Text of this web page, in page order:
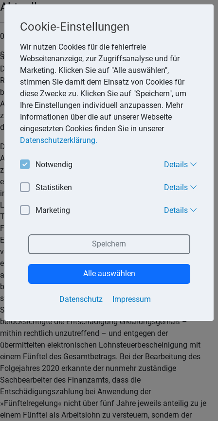
Aktuell
07.05.2026
§ 175b AO erfasst auch Rechtsanwendungsfehler
Das Finanzamt darf übermittelte Daten auch dann im
Rahmen einer Bescheidänderung nach § 175b AO
berücksichtigen, wenn die unzutreffende Berücksichtigung im
Ausgangsbescheid auf einem Rechtsanwendungsfehler des
zuständigen Sachbearbeiters beruht. Dies hat der 4. Senat
des Finanzgerichts Münster entschieden.
Der Kläger war im Streitjahr 2019 als Angestellter tätig.
Aufgrund der Auflösung eines Arbeitsverhältnisses erhielt er
zudem im Januar 2019 eine Entschädigungszahlung von
einem vormaligen Arbeitgeber. Dieser übermittelte noch
innerhalb des Streitjahres die entsprechende elektronische
Lohnsteuerbescheinigung an das Finanzamt. In einem
Telefonat mit der zuständigen Sachbearbeiterin des
Finanzamts kündigte der Kläger an, er wolle die
Entschädigungszahlung über mehrere Jahre verteilt
versteuert wissen. Mit seiner Einkommensteuererklärung
erklärte der Kläger die erhaltene Entschädigungszahlung
anteilig mit einem Fünftel des Gesamtbetrags. Ergänzend
beantragte er die Anwendung der »Fünftelregelung« als
steuerliche Ermäßigung, wie dies bereits mit der zuständigen
Sachbearbeiterin besprochen worden sei. Das Finanzamt
berücksichtigte die Entschädigung erklärungsgemäß –
mithin rechtlich unzutreffend – und entgegen der
übermittelten elektronischen Lohnsteuerbescheinigung mit
einem Fünftel des Gesamtbetrags. Bei der Bearbeitung des
Folgejahres 2020 erkannte der nunmehr zuständige
Sachbearbeiter des Finanzamts, dass die
Entschädigungszahlung bei Anwendung der
»Fünftelregelung« nicht über fünf Jahre jeweils anteilig zu je
einem Fünftel als Arbeitslohn zu versteuern, sondern der
Cookie-Einstellungen
Wir nutzen Cookies für die fehlerfreie
Webseitenanzeige, zur Zugriffsanalyse und für
Marketing. Klicken Sie auf "Alle auswählen",
stimmen Sie damit dem Einsatz von Cookies für
diese Zwecke zu. Klicken Sie auf "Speichern", um
Ihre Einstellungen individuell anzupassen. Mehr
Informationen über die auf unserer Webseite
eingesetzten Cookies finden Sie in unserer
Datenschutzerklärung.
Notwendig Details
Statistiken Details
Marketing Details
Datenschutz Impressum
Speichern
Alle auswählen